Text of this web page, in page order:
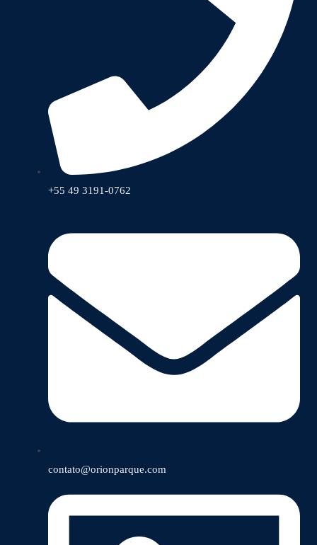
+55 49 3191-0762
contato@orionparque.com